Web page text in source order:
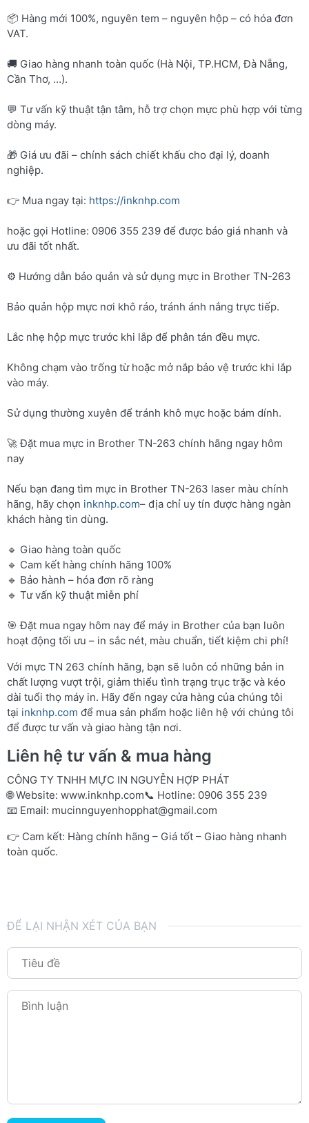
📦 Hàng mới 100%, nguyên tem – nguyên hộp – có hóa đơn
VAT.
🚚 Giao hàng nhanh toàn quốc (Hà Nội, TP.HCM, Đà Nẵng,
Cần Thơ, …).
💬 Tư vấn kỹ thuật tận tâm, hỗ trợ chọn mực phù hợp với từng
dòng máy.
🎁 Giá ưu đãi – chính sách chiết khấu cho đại lý, doanh
nghiệp.
👉 Mua ngay tại: https://inknhp.com
hoặc gọi Hotline: 0906 355 239 để được báo giá nhanh và
ưu đãi tốt nhất.
⚙️ Hướng dẫn bảo quản và sử dụng mực in Brother TN-263
Bảo quản hộp mực nơi khô ráo, tránh ánh nắng trực tiếp.
Lắc nhẹ hộp mực trước khi lắp để phân tán đều mực.
Không chạm vào trống từ hoặc mở nắp bảo vệ trước khi lắp
vào máy.
Sử dụng thường xuyên để tránh khô mực hoặc bám dính.
🚀 Đặt mua mực in Brother TN-263 chính hãng ngay hôm
nay
Nếu bạn đang tìm mực in Brother TN-263 laser màu chính
hãng, hãy chọn inknhp.com– địa chỉ uy tín được hàng ngàn
khách hàng tin dùng.
🔹 Giao hàng toàn quốc
🔹 Cam kết hàng chính hãng 100%
🔹 Bảo hành – hóa đơn rõ ràng
🔹 Tư vấn kỹ thuật miễn phí
🎯 Đặt mua ngay hôm nay để máy in Brother của bạn luôn
hoạt động tối ưu – in sắc nét, màu chuẩn, tiết kiệm chi phí!
Với mực TN 263 chính hãng, bạn sẽ luôn có những bản in
chất lượng vượt trội, giảm thiểu tình trạng trục trặc và kéo
dài tuổi thọ máy in. Hãy đến ngay cửa hàng của chúng tôi
tại inknhp.com để mua sản phẩm hoặc liên hệ với chúng tôi
để được tư vấn và giao hàng tận nơi.
Liên hệ tư vấn & mua hàng
CÔNG TY TNHH MỰC IN NGUYỄN HỢP PHÁT
🌐 Website: www.inknhp.com📞 Hotline: 0906 355 239
📧 Email: mucinnguyenhopphat@gmail.com
👉 Cam kết: Hàng chính hãng – Giá tốt – Giao hàng nhanh
toàn quốc.
ĐỂ LẠI NHẬN XÉT CỦA BẠN